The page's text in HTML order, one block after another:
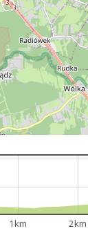
1km 2km